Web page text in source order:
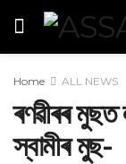
Home ALL NEWS
ৰণৱীৰৰ মুছত
স্বামীৰ মু্ছ-